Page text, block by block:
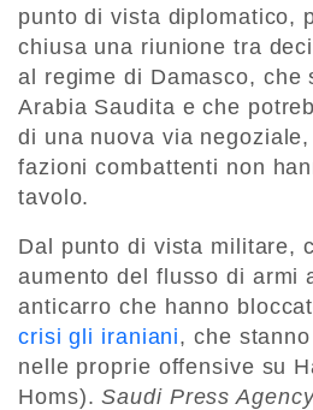
punto di vista diplomatico,
chiusa una riunione tra
al regime di Damasco, che
Arabia Saudita e che
di una nuova via
fazioni combattenti non
tavolo.
Dal punto di vista militare,
aumento del flusso di armi
anticarro che hanno
crisi gli iraniani, che
nelle proprie offensive su
Homs).Saudi Press